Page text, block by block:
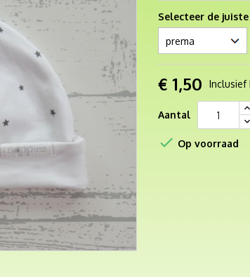
Selecteer de
€ 1,50 Inclusief
Aantal
 Op voorraad